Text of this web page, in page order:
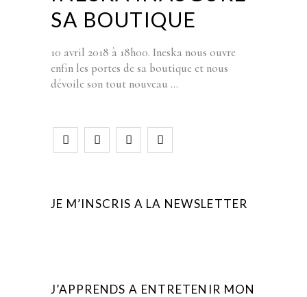
SA BOUTIQUE
10 avril 2018 à 18h00. Ineska nous ouvre
enfin les portes de sa boutique et nous
dévoile son tout nouveau
JE M’INSCRIS A LA NEWSLETTER
J’APPRENDS A ENTRETENIR MON